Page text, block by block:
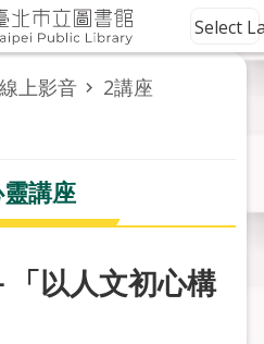
Select
線上影音
2講座
講座
以人文初心構